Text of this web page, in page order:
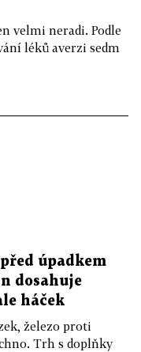
velmi neradi. Podle
léků averzi sedm
úpadkem
dosahuje
háček
železo proti
Trh s doplňky